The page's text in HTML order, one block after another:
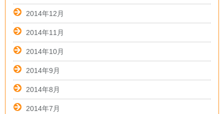
2014年12月
2014年11月
2014年10月
2014年9月
2014年8月
2014年7月